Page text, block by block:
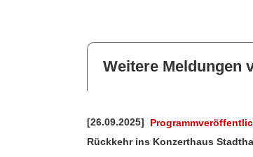
Weitere Meldungen
[26.09.2025]
Rückkehr ins Konzerthaus